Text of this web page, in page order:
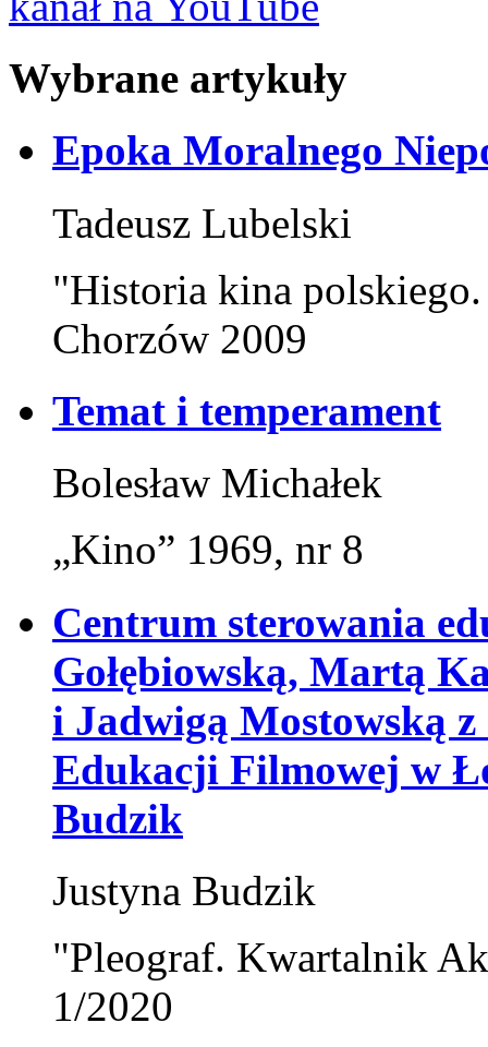
Wybrane artykuły
Epoka Moralnego
Tadeusz Lubelski
"Historia kina
Chorzów 2009
Temat i temperament
Bolesław Michałek
„Kino” 1969, nr 8
Centrum sterowania
Gołębiowską, Martą
i Jadwigą Mostowską
Edukacji Filmowej w
Budzik
Justyna Budzik
"Pleograf. Kwartalnik
1/2020